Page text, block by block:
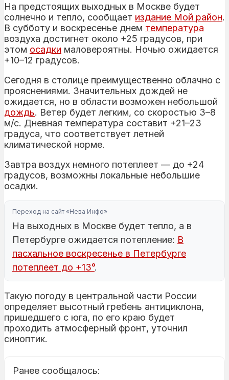
На предстоящих выходных в Москве будет
солнечно и тепло, сообщает издание Мой район.
В субботу и воскресенье днем температура
воздуха достигнет около +25 градусов, при
этом осадки маловероятны. Ночью ожидается
+10–12 градусов.
Сегодня в столице преимущественно облачно с
прояснениями. Значительных дождей не
ожидается, но в области возможен небольшой
дождь. Ветер будет легким, со скоростью 3–8
м/с. Дневная температура составит +21–23
градуса, что соответствует летней
климатической норме.
Завтра воздух немного потеплеет — до +24
градусов, возможны локальные небольшие
осадки.
Переход на сайт «Нева Инфо»
На выходных в Москве будет тепло, а в
Петербурге ожидается потепление: В
пасхальное воскресенье в Петербурге
потеплеет до +13°.
Такую погоду в центральной части России
определяет высотный гребень антициклона,
пришедшего с юга, по его краю будет
проходить атмосферный фронт, уточнил
синоптик.
Ранее сообщалось: